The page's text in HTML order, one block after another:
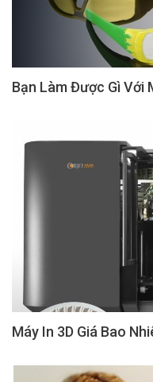
Bạn Làm Được Gì Với
Máy In 3D Giá Bao